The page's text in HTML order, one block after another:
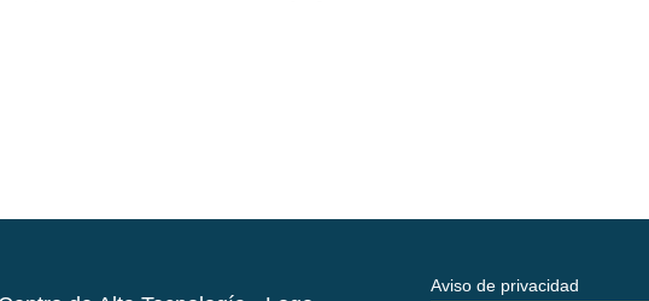
Aviso de privacidad